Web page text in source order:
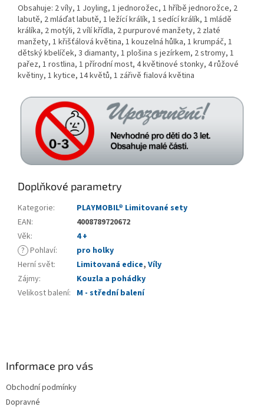
Obsahuje: 2 víly, 1 Joyling, 1 jednorožec, 1 hříbě jednorožce, 2
labutě, 2 mláďat labutě, 1 ležící králík, 1 sedící králík, 1 mládě
králíka, 2 motýli, 2 vílí křídla, 2 purpurové manžety, 2 zlaté
manžety, 1 křišťálová květina, 1 kouzelná hůlka, 1 krumpáč, 1
dětský kbelíček, 3 diamanty, 1 plošina s jezírkem, 2 stromy, 1
pařez, 1 rostlina, 1 přírodní most, 4 květinové stonky, 4 růžové
květiny, 1 kytice, 14 květů, 1 zářivě fialová květina
Doplňkové parametry
Kategorie:
PLAYMOBIL® Limitované sety
EAN:
4008789720672
Věk:
4 +
? Pohlaví:
pro holky
Herní svět: Limitovaná edice, Víly
Zájmy:
Kouzla a pohádky
Velikost balení: M - střední balení
Informace pro vás
Obchodní podmínky
Dopravné